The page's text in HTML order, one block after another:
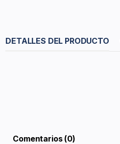
DETALLES DEL PRODUCTO
Comentarios (0)